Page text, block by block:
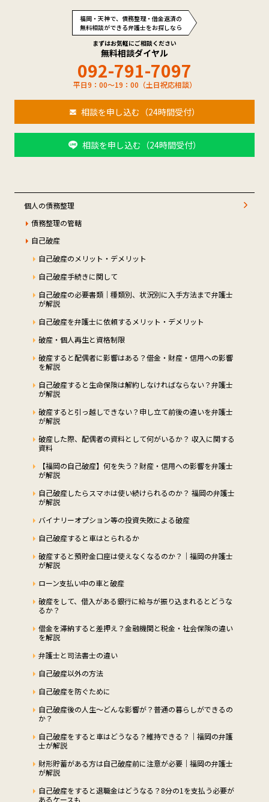
福岡・天神で、債務整理・借金返済の
無料相談ができる弁護士をお探しなら
まずはお気軽にご相談ください
無料相談ダイヤル
092-791-7097
平日9：00～19：00（土日祝応相談）
相談を申し込む（24時間受付）
相談を申し込む（24時間受付）
個人の債務整理
債務整理の管轄
自己破産
自己破産のメリット・デメリット
自己破産手続きに関して
自己破産の必要書類｜種類別、状況別に入手方法まで弁護士
が解説
自己破産を弁護士に依頼するメリット・デメリット
破産・個人再生と資格制限
破産すると配偶者に影響はある？借金・財産・信用への影響
を解説
自己破産すると生命保険は解約しなければならない？弁護士
が解説
破産すると引っ越しできない？申し立て前後の違いを弁護士
が解説
破産した際、配偶者の資料として何がいるか？ 収入に関する
資料
【福岡の自己破産】何を失う？財産・信用への影響を弁護士
が解説
自己破産したらスマホは使い続けられるのか？ 福岡の弁護士
が解説
バイナリーオプション等の投資失敗による破産
自己破産すると車はとられるか
破産すると預貯金口座は使えなくなるのか？｜福岡の弁護士
が解説
ローン支払い中の車と破産
破産をして、借入がある銀行に給与が振り込まれるとどうな
るか？
借金を滞納すると差押え？金融機関と税金・社会保険の違い
を解説
弁護士と司法書士の違い
自己破産以外の方法
自己破産を防ぐために
自己破産後の人生～どんな影響が？普通の暮らしができるの
か？
自己破産をすると車はどうなる？維持できる？｜福岡の弁護
士が解説
財形貯蓄がある方は自己破産前に注意が必要｜福岡の弁護士
が解説
自己破産をすると退職金はどうなる？8分の1を支払う必要が
あるケースも